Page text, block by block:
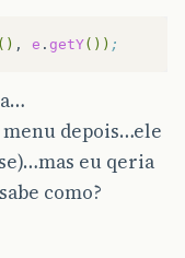
() , e . getY()) ;
depois…ele
eu qeria
como?